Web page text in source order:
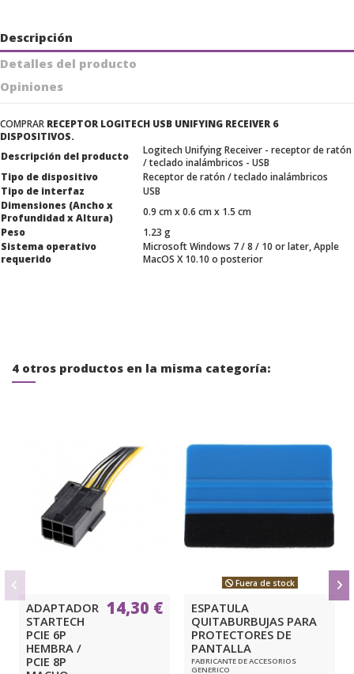
Descripción
Detalles del producto
Opiniones
COMPRAR RECEPTOR LOGITECH USB UNIFYING RECEIVER 6
DISPOSITIVOS.
Descripción del producto
Logitech Unifying Receiver - receptor de ratón
/ teclado inalámbricos - USB
Tipo de dispositivo
Receptor de ratón / teclado inalámbricos
Tipo de interfaz
USB
Dimensiones (Ancho x
Profundidad x Altura)
0.9 cm x 0.6 cm x 1.5 cm
Peso
1.23 g
Sistema operativo
requerido
Microsoft Windows 7 / 8 / 10 or later, Apple
MacOS X 10.10 o posterior
4 otros productos en la misma categoría:
ADAPTADOR
STARTECH
PCIE 6P
HEMBRA /
PCIE 8P
14,30 €
Fuera de stock
ESPATULA
QUITABURBUJAS PARA
PROTECTORES DE
PANTALLA
FABRICANTE DE ACCESORIOS
GENERICO